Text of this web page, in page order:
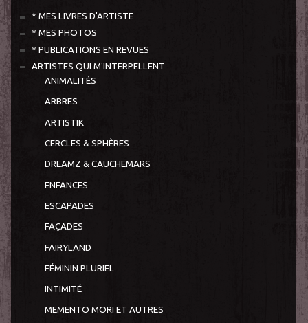
* MES LIVRES D'ARTISTE
* MES PHOTOS
* PUBLICATIONS EN REVUES
ARTISTES QUI M'INTERPELLENT
ANIMALITÉS
ARBRES
ARTISTIK
CERCLES & SPHÈRES
DREAMZ & CAUCHEMARS
ENFANCES
ESCAPADES
FAÇADES
FAIRYLAND
FÉMININ PLURIEL
INTIMITÉ
MEMENTO MORI ET AUTRES